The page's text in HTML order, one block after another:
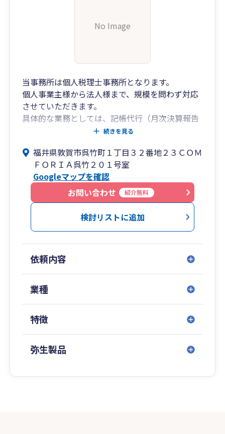
No Image
当事務所は個人税理士事務所となります。
個人事業主様から法人様まで、規模を問わず対応
させていただきます。
具体的な業務としては、記帳代行（月次決算報告
を含む）、事業計画策定（DD含む）、融資支援、
野としております。
様々なご要望に応えられるよう、若さを武器にご
支援させていただければと思います。
まずはご連絡お待ちしております。
続きを見る
福井県敦賀市呉竹町１丁目３２番地２３ＣＯＭ
ＦＯＲＩＡ呉竹２０１号室
Googleマップを確認
お問い合わせ
紹介無料
検討リストに追加
依頼内容
業種
特徴
弥生製品